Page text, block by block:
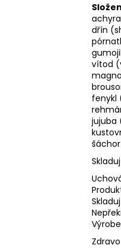
dřín
vítod
fenykl
jujuba